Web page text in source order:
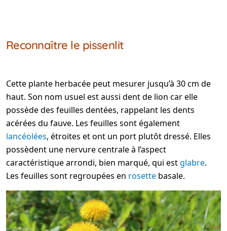
Reconnaître le pissenlit
Cette plante herbacée peut mesurer jusqu’à 30 cm de
haut. Son nom usuel est aussi dent de lion car elle
possède des feuilles dentées, rappelant les dents
acérées du fauve. Les feuilles sont également
lancéolées, étroites et ont un port plutôt dressé. Elles
possèdent une nervure centrale à l’aspect
caractéristique arrondi, bien marqué, qui estglabre.
Les feuilles sont regroupées en rosette basale.